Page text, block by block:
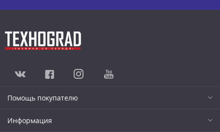
Помощь покупателю
Информация